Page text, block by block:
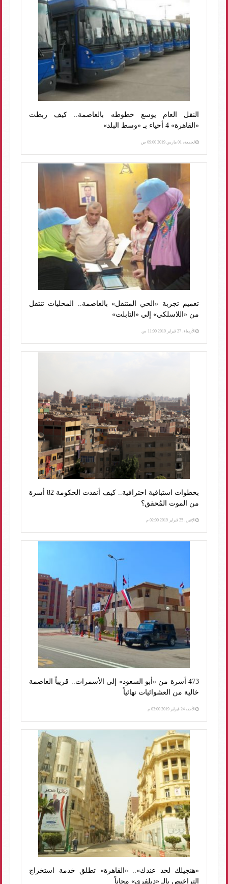
النقل العام يوسع خطوطه بالعاصمة.. كيف ربطت
«القاهرة» 4 أحياء بـ «وسط البلد»
الجمعة، 01 مارس 2019 09:00 ص
تعميم تجربة «الحي المتنقل» بالعاصمة.. المحليات تنتقل
من «اللاسلكي» إلي «التابلت»
الأربعاء، 27 فبراير 2019 11:00 ص
بخطوات استباقية احترافية.. كيف أنقذت الحكومة 82 أسرة
من الموت المُحقق؟
الإثنين، 25 فبراير 2019 02:00 م
473 أسرة من «أبو السعود» إلى الأسمرات.. قريباً العاصمة
خالية من العشوائيات نهائياً
الأحد، 24 فبراير 2019 03:00 م
«هنجيلك لحد عندك».. «القاهرة» تطلق خدمة استخراج
التراخيص بالـ «ديلفري» مجاناً